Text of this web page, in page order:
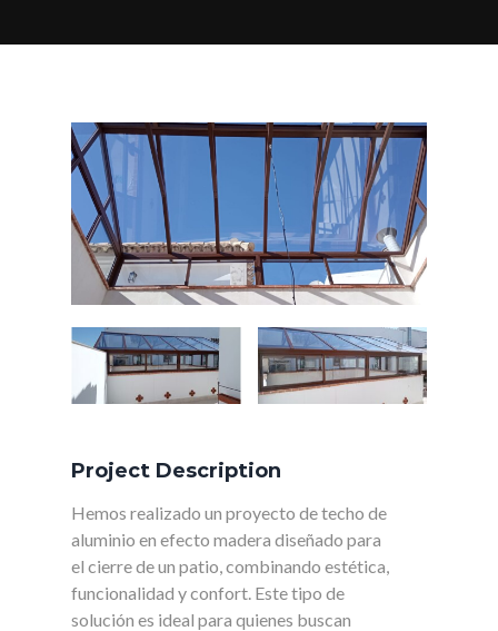
Project Description
Hemos realizado un proyecto de techo de
aluminio en efecto madera diseñado para
el cierre de un patio, combinando estética,
funcionalidad y confort. Este tipo de
solución es ideal para quienes buscan